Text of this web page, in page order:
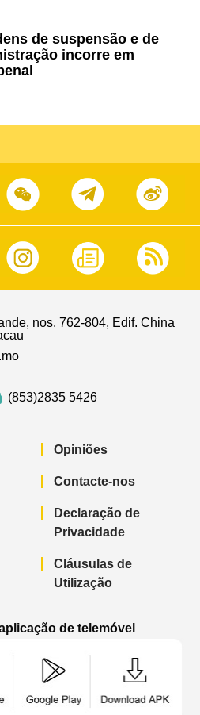
de suspensão e de
incorre em
nos. 762-804, Edif. China
(853)2835 5426
Opiniões
Contacte-nos
Declaração de
Privacidade
Cláusulas de
Utilização
de telemóvel